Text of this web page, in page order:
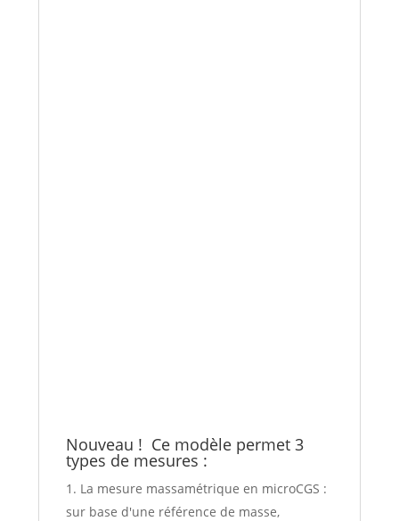
Nouveau ! Ce modèle permet 3
types de mesures :
La mesure massamétrique en microCGS :
sur base d'une référence de masse,